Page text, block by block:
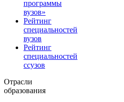
программы
вузов»
Рейтинг
специальностей
вузов
Рейтинг
специальностей
ссузов
Отрасли
образования